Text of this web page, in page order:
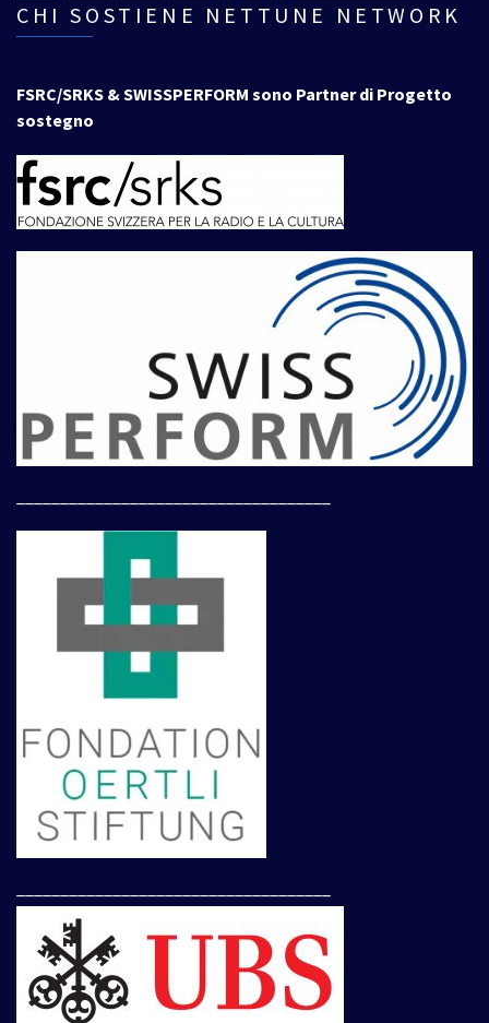
CHI SOSTIENE NETTUNE NETWORK
FSRC/SRKS & SWISSPERFORM sono Partner di Progetto
sostegno